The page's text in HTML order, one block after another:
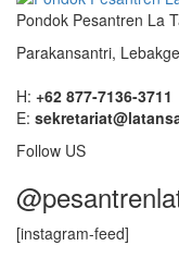
Pondok Pesantren La
Parakansantri,
H: +62 877-7136-3711
E:
Follow US
[instagram-feed]